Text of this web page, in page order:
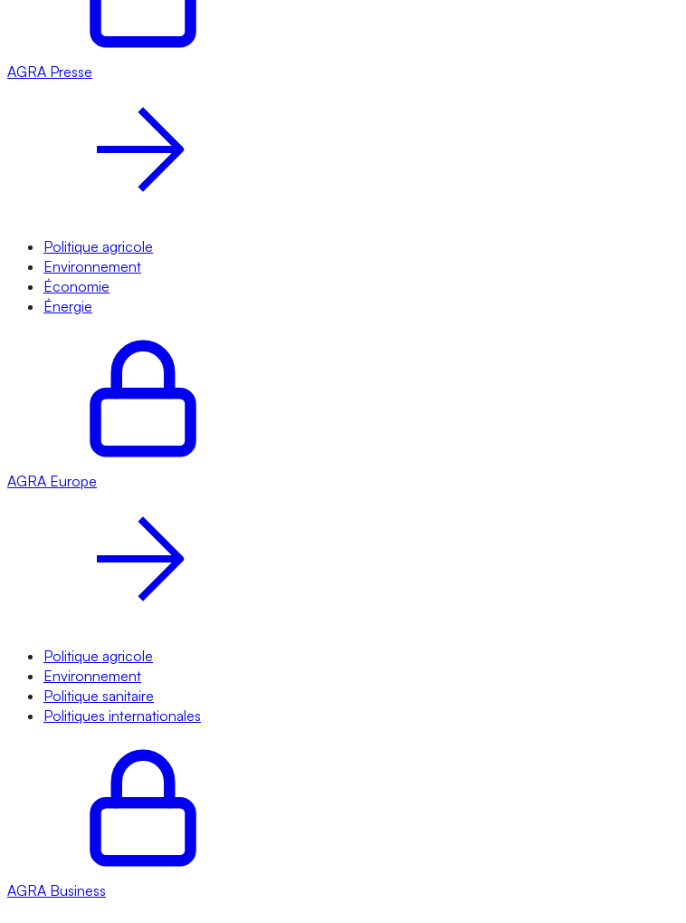
AGRA Presse
Politique agricole
Environnement
Économie
Énergie
AGRA Europe
Politique agricole
Environnement
Politique sanitaire
Politiques internationales
AGRA Business